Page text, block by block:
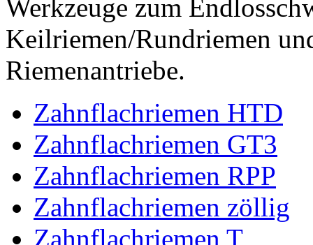
Werkzeuge zum
Keilriemen/Rundriemen
Riemenantriebe.
Zahnflachriemen HTD
Zahnflachriemen GT3
Zahnflachriemen RPP
Zahnflachriemen zöllig
Zahnflachriemen T